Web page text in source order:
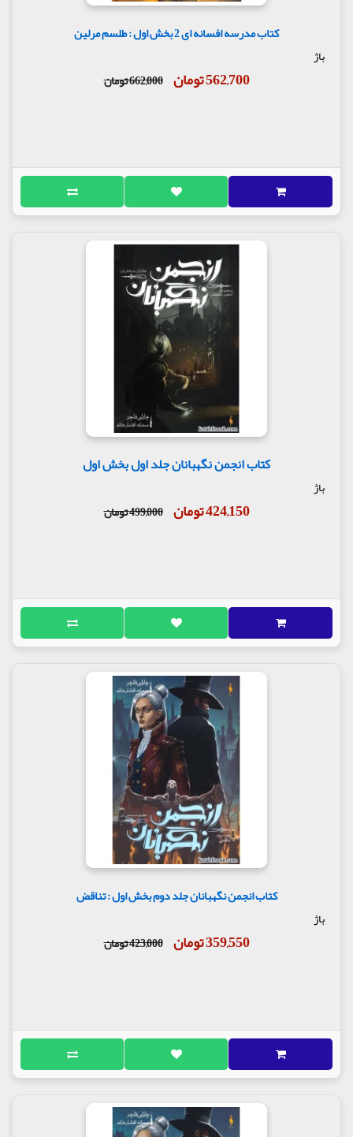
کتاب مدرسه افسانه ای 2 بخش اول : طلسم مرلین
باژ
562,700 تومان 662,000 تومان
کتاب انجمن نگهبانان جلد اول بخش اول
باژ
424,150 تومان 499,000 تومان
کتاب انجمن نگهبانان جلد دوم بخش اول : تناقض
باژ
359,550 تومان 423,000 تومان